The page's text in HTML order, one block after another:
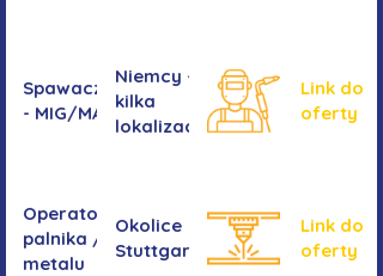
Spawacz/spawaczka
- MIG/MAG/TIG
Niemcy -
kilka
lokalizacji
Link do
oferty
Operator/operatorka
palnika / Cięcie
metalu
Okolice
Stuttgartu
Link do
oferty